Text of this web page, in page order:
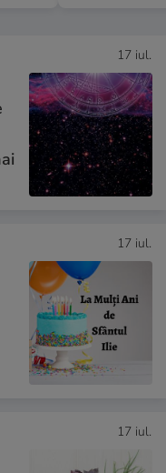
17 iul.
17 iul.
17 iul.